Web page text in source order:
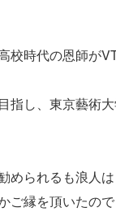
校時代の恩師が
指し、東京藝術
められるも浪人
ご縁を頂いたの